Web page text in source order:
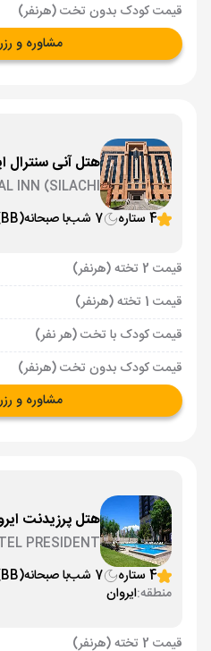
قیمت کودک بدون تخت (هرنفر)
مشاوره و
هتل آنی سنترال
INN (SILACHI)
4 ستاره
7 شب با صبحانه(BB)
قیمت 2 تخته (هرنفر)
قیمت 1 تخته (هرنفر)
قیمت کودک با تخت (هر نفر)
قیمت کودک بدون تخت (هرنفر)
مشاوره و
هتل پرزیدنت
PRESIDENT
4 ستاره
7 شب با صبحانه(BB)
منطقه:ایروان
قیمت 2 تخته (هرنفر)